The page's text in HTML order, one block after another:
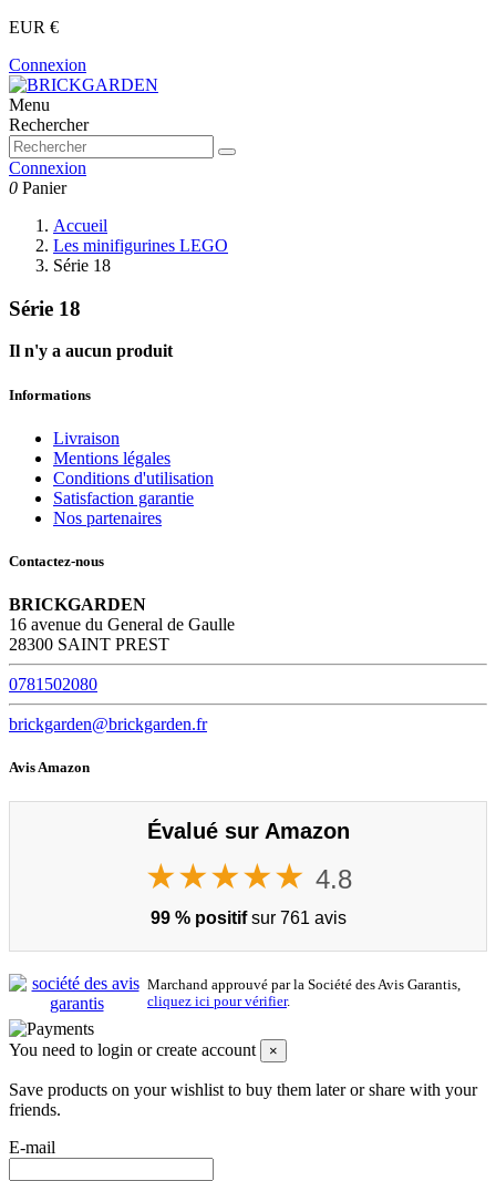
EUR €
Connexion
Menu
Rechercher
Connexion
0 Panier
Accueil
Les minifigurines LEGO
Série 18
Série 18
Il n'y a aucun produit
Informations
Livraison
Mentions légales
Conditions d'utilisation
Satisfaction garantie
Nos partenaires
Contactez-nous
BRICKGARDEN
16 avenue du General de Gaulle
28300 SAINT PREST
0781502080
brickgarden@brickgarden.fr
Avis Amazon
Évalué sur Amazon
★★★★★ 4.8
99 % positifsur 761 avis
Marchand approuvé par la Société des Avis Garantis,
cliquez ici pour vérifier.
You need to login or create account ×
Save products on your wishlist to buy them later or share with your
friends.
E-mail